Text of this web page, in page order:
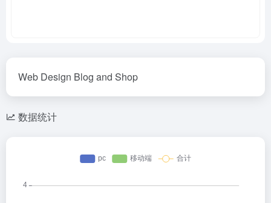
Web Design Blog and Shop
数据统计